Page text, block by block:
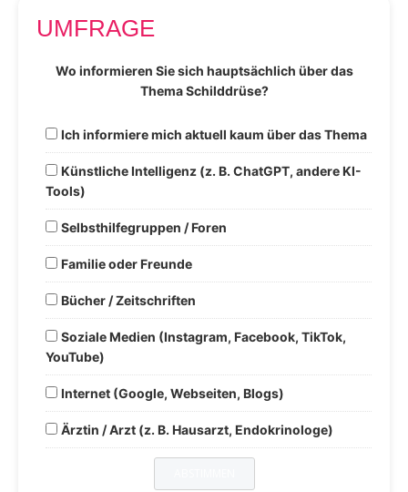
UMFRAGE
Wo informieren Sie sich hauptsächlich über das
Thema Schilddrüse?
Ich informiere mich aktuell kaum über das Thema
Künstliche Intelligenz (z. B. ChatGPT, andere KI-
Tools)
Selbsthilfegruppen / Foren
Familie oder Freunde
Bücher / Zeitschriften
Soziale Medien (Instagram, Facebook, TikTok,
YouTube)
Internet (Google, Webseiten, Blogs)
Ärztin / Arzt (z. B. Hausarzt, Endokrinologe)